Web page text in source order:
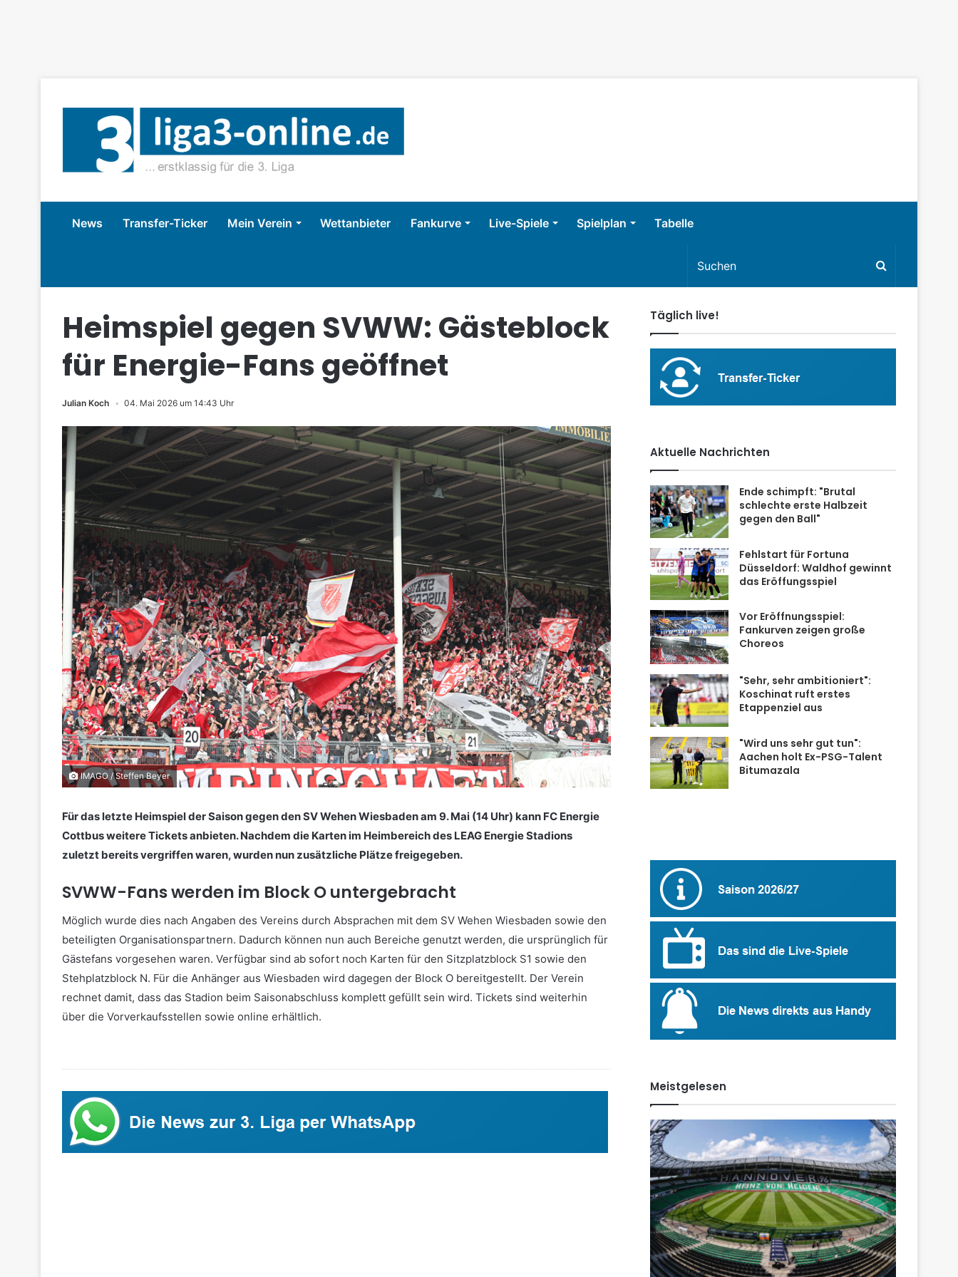
News Transfer-Ticker Mein Verein Wettanbieter Fankurve Live-Spiele Spielplan Tabelle
Heimspiel gegen SVWW: Gästeblock
für Energie-Fans geöffnet
Julian Koch 04. Mai 2026 um 14:43 Uhr
IMAGO / Steffen Beyer
Für das letzte Heimspiel der Saison gegen den SV Wehen Wiesbaden am 9. Mai (14 Uhr) kann FC Energie
Cottbus weitere Tickets anbieten. Nachdem die Karten im Heimbereich des LEAG Energie Stadions
zuletzt bereits vergriffen waren, wurden nun zusätzliche Plätze freigegeben.
SVWW-Fans werden im Block O untergebracht
Möglich wurde dies nach Angaben des Vereins durch Absprachen mit dem SV Wehen Wiesbaden sowie den
beteiligten Organisationspartnern. Dadurch können nun auch Bereiche genutzt werden, die ursprünglich für
Gästefans vorgesehen waren. Verfügbar sind ab sofort noch Karten für den Sitzplatzblock S1 sowie den
Stehplatzblock N. Für die Anhänger aus Wiesbaden wird dagegen der Block O bereitgestellt. Der Verein
rechnet damit, dass das Stadion beim Saisonabschluss komplett gefüllt sein wird. Tickets sind weiterhin
über die Vorverkaufsstellen sowie online erhältlich.
Täglich live!
Aktuelle Nachrichten
Ende schimpft: "Brutal
schlechte erste Halbzeit
gegen den Ball"
Fehlstart für Fortuna
Düsseldorf: Waldhof gewinnt
das Eröffungsspiel
Vor Eröffnungsspiel:
Fankurven zeigen große
Choreos
"Sehr, sehr ambitioniert":
Koschinat ruft erstes
Etappenziel aus
"Wird uns sehr gut tun":
Aachen holt Ex-PSG-Talent
Bitumazala
Meistgelesen